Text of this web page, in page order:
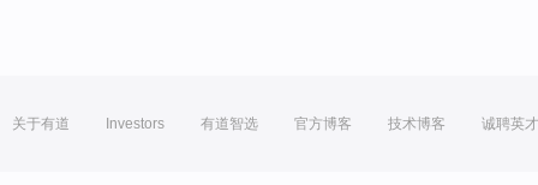
关于有道 Investors 有道智选 官方博客 技术博客 诚聘英才